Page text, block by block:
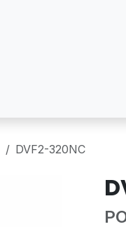
CATALOGUE DE
DVF2-320NC